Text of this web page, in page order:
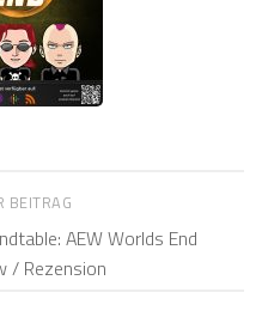
BEITRAG
AEW Worlds End
/ Rezension